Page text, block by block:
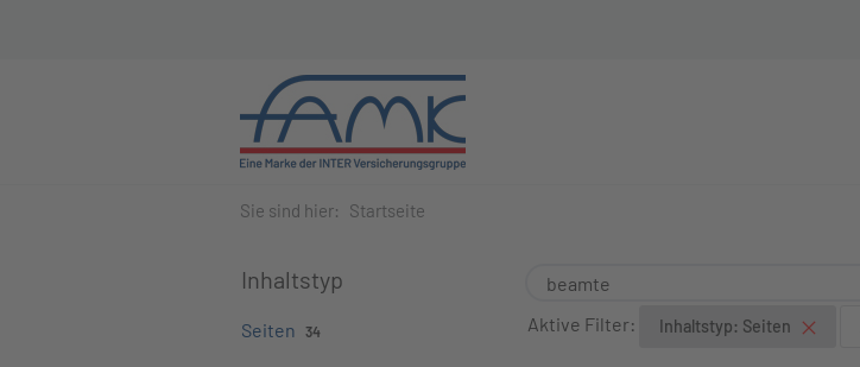
Sie sind hier: Startseite
Inhaltstyp
Seiten 34 Aktive Filter: Inhaltstyp: Seiten